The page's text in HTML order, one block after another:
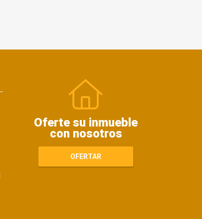
Oferte su inmueble
con nosotros
OFERTAR